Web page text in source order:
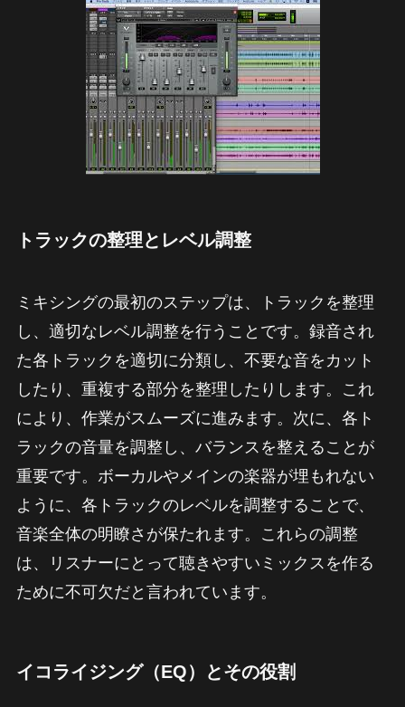
トラックの整理とレベル調整
ミキシングの最初のステップは、トラックを整理
し、適切なレベル調整を行うことです。録音され
た各トラックを適切に分類し、不要な音をカット
したり、重複する部分を整理したりします。これ
により、作業がスムーズに進みます。次に、各ト
ラックの音量を調整し、バランスを整えることが
重要です。ボーカルやメインの楽器が埋もれない
ように、各トラックのレベルを調整することで、
音楽全体の明瞭さが保たれます。これらの調整
は、リスナーにとって聴きやすいミックスを作る
ために不可欠だと言われています。
イコライジング（EQ）とその役割